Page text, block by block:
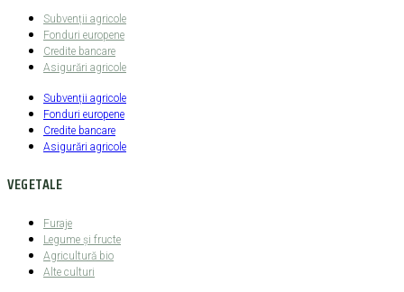
Subvenții agricole
Fonduri europene
Credite bancare
Asigurări agricole
Subvenții agricole
Fonduri europene
Credite bancare
Asigurări agricole
VEGETALE
Furaje
Legume şi fructe
Agricultură bio
Alte culturi